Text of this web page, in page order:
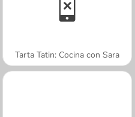
Tarta Tatin: Cocina con Sara